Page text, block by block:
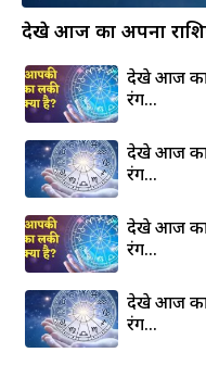
देखे आज का अपना
देखे आज
रंग…
देखे आज
रंग…
देखे आज
रंग…
देखे आज
रंग…